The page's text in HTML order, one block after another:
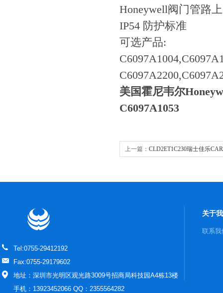
Honeywell阀门管路
IP54 防护标准
可选产品:
美国霍尼韦尔
C6097A1053
上一篇： CLD2ET1C230瑞士佳乐
Tel:0755-29412192
Fax:0755-29179602
地址：深圳市光明区观光路3009号招商局科技园A4栋13楼
手机：13923452066 QQ：2355564282
关于
联系我